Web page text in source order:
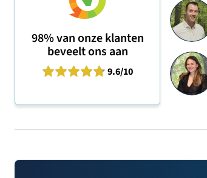
98%van onze klanten
beveelt ons aan
9.6/10